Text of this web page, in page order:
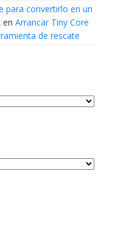
para convertirlo en un
en Arrancar Tiny Core
de rescate